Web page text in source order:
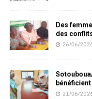
Des
des
26/06/
21/06/